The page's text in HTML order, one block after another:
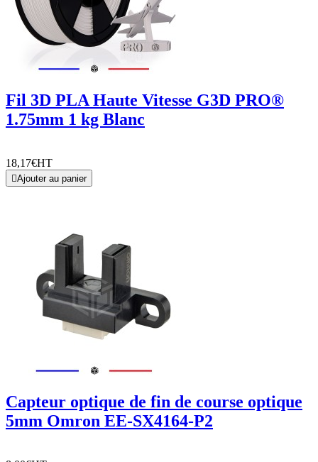
Fil 3D PLA Haute Vitesse G3D PRO®
1.75mm 1 kg Blanc
18,17€HT
Ajouter au panier
Capteur optique de fin de course optique
5mm Omron EE-SX4164-P2